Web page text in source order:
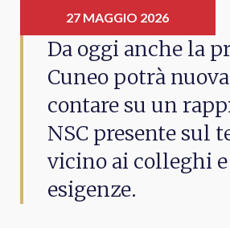
27 MAGGIO 2026
Da oggi anche la
Cuneo potrà
contare su un
NSC presente sul
vicino ai colleghi
esigenze.